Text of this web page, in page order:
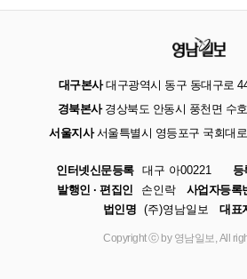
대구본사대구광역시 동구 동대구로
경북본사경상북도 안동시 풍천면 수
서울지사서울특별시 영등포구 국회대
인터넷신문등록 대구 아00221 등
발행인 · 편집인
손인락 사업자등록
법인명 (주)영남일보 대표
Copyright ⓒ by 영남일보, All